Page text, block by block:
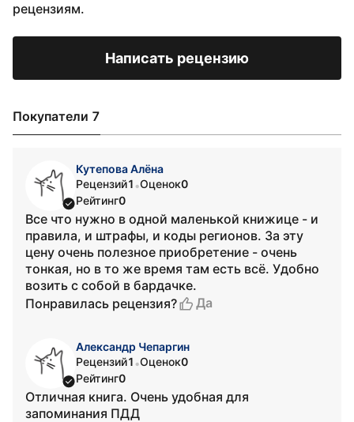
рецензиям.
Написать рецензию
Покупатели 7
Кутепова Алёна
Рецензий1 •Оценок0
Рейтинг0
Все что нужно в одной маленькой книжице - и
правила, и штрафы, и коды регионов. За эту
цену очень полезное приобретение - очень
тонкая, но в то же время там есть всё. Удобно
возить с собой в бардачке.
Понравилась рецензия?
Да
Александр Чепаргин
Рецензий1 •Оценок0
Рейтинг0
Отличная книга. Очень удобная для
запоминания ПДД